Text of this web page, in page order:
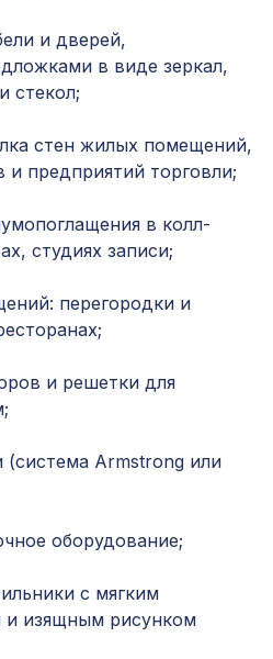
м
зеленый,
панель ГОТИКА,
клён
1131 ₽
1035 ₽
бук
Cosca Листья
2000мм,
МОДЕРН,
перфорация
Cosca Морено
панель ДЕДАЛО,
без отделки
2380 ₽
и дверей,
в виде зеркал,
стекол;
стен жилых помещений,
и предприятий торговли;
в колл-
студиях записи;
перегородки и
и решетки для
Armstrong или
оборудование;
с мягким
и изящным рисунком